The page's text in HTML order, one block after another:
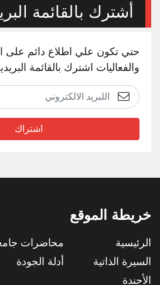
أشترك بالقائمة
حتي تكون علي اطلاع دائم على
والفعاليات اشترك بالقائمة
اشتراك
خريطة الموقع
الرئيسية
السيرة الذاتية
الأجندة
محاضرات
أدلة الجودة